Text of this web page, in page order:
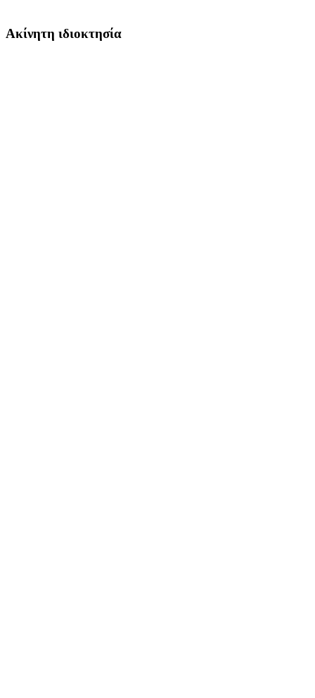
Ακίνητη ιδιοκτησία